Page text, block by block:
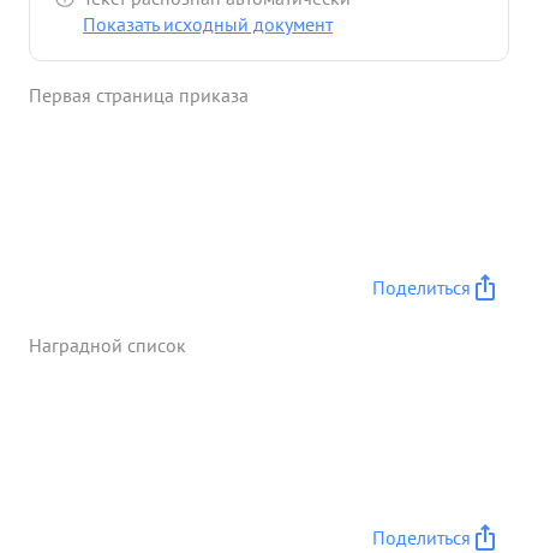
транспорт Лично сама, смела, решительна влюбой
Показать исходный документ
Первая страница приказа
Поделиться
Наградной список
Поделиться